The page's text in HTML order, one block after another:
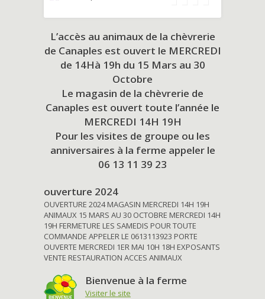
L’accès au animaux de la chèvrerie
de Canaples est ouvert le MERCREDI
de 14Hà 19h du 15 Mars au 30
Octobre
Le magasin de la chèvrerie de
Canaples est ouvert toute l’année le
MERCREDI 14H 19H
Pour les visites de groupe ou les
anniversaires à la ferme appeler le
06 13 11 39 23
ouverture 2024
OUVERTURE 2024 MAGASIN MERCREDI 14H 19H
ANIMAUX 15 MARS AU 30 OCTOBRE MERCREDI 14H
19H FERMETURE LES SAMEDIS POUR TOUTE
COMMANDE APPELER LE 0613113923 PORTE
OUVERTE MERCREDI 1ER MAI 10H 18H EXPOSANTS
VENTE RESTAURATION ACCES ANIMAUX
Bienvenue à la ferme
Visiter le site